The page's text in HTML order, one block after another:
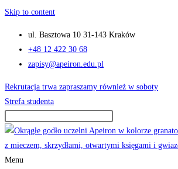
Skip to content
ul. Basztowa 10 31-143 Kraków
+48 12 422 30 68
zapisy@apeiron.edu.pl
Rekrutacja trwa zapraszamy również w soboty
Strefa studenta
Menu